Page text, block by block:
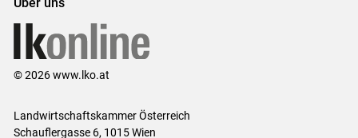
Über uns
© 2026 www.lko.at
Landwirtschaftskammer Österreich
Schauflergasse 6, 1015 Wien